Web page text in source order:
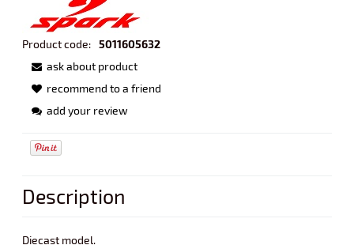
Product code: 5011605632
ask about product
recommend to a friend
add your review
Description
Diecast model.